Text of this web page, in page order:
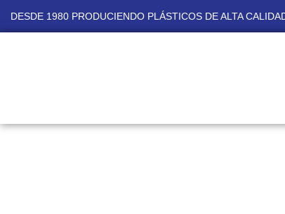
DESDE 1980 PRODUCIENDO PLÁSTICOS DE ALTA